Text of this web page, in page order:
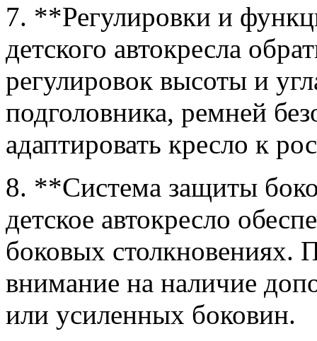
7. **Регулировки и
детского автокресла
регулировок высоты и
подголовника, ремней
адаптировать кресло к
8. **Система защиты
детское автокресло
боковых столкновениях.
внимание на наличие
или усиленных боковин.